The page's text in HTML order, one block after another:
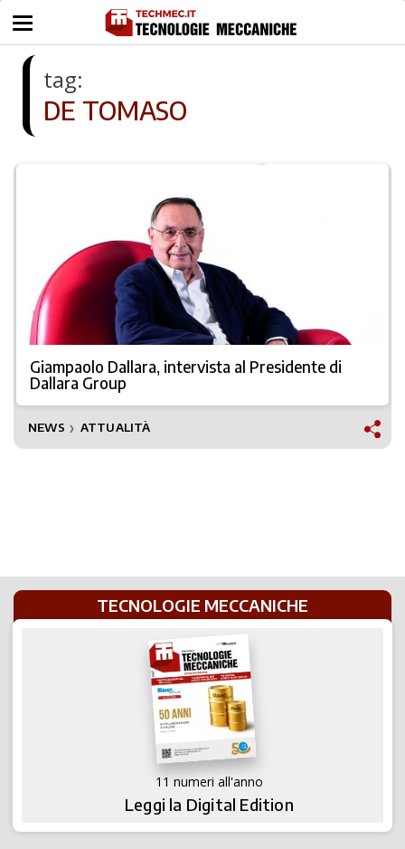
tag:
DE TOMASO
Giampaolo Dallara, intervista al Presidente di
Dallara Group
NEWS ❯ ATTUALITÀ
TECNOLOGIE MECCANICHE
11 numeri all'anno
Leggi la Digital Edition